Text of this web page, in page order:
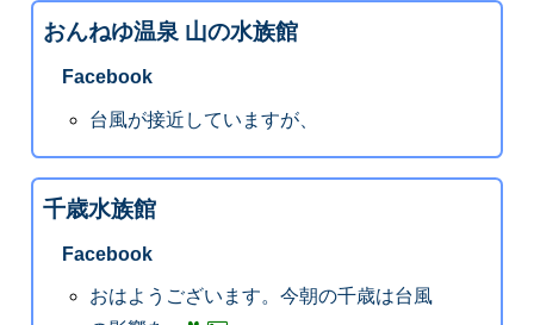
おんねゆ温泉 山の水族館
Facebook
台風が接近していますが、
千歳水族館
Facebook
おはようございます。今朝の千歳は台風